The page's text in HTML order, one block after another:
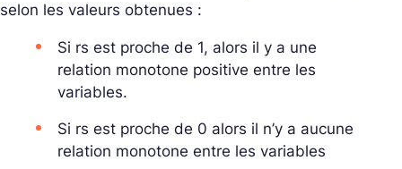
selon les valeurs obtenues :
Si rs est proche de 1, alors il y a une
relation monotone positive entre les
variables.
Si rs est proche de 0 alors il n’y a aucune
relation monotone entre les variables